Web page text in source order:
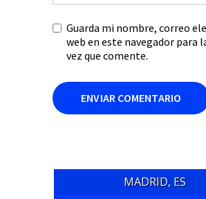
Guarda mi nombre, correo
web en este navegador para
vez que comente.
MADRID, ES